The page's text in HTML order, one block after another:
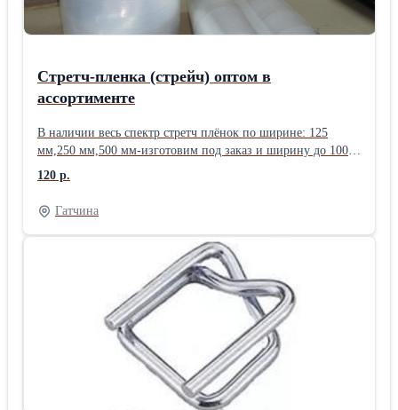
Стретч-пленка (стрейч) оптом в
ассортименте
В наличии весь спектр стретч плёнок по ширине: 125
мм,250 мм,500 мм-изготовим под заказ и ширину до 1000
мм. Намот стретч может быть любым (вес). Плотность - от
15 до 30 мкр.
120 р.
Гатчина